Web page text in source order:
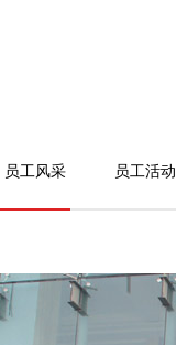
员工风采 员工活动